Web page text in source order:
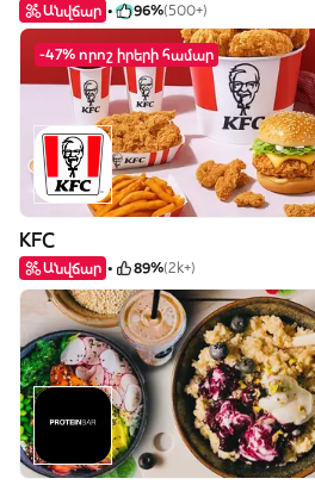
Անվճար 96%(500+)
-47% որոշ իրերի համար
KFC
Անվճար 89%(2k+)